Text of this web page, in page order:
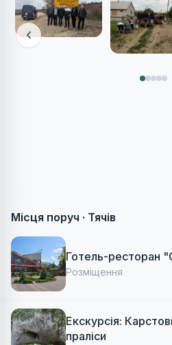
Місця поруч · Тячів
Готель-ресторан
Розміщення
Екскурсія:
праліси